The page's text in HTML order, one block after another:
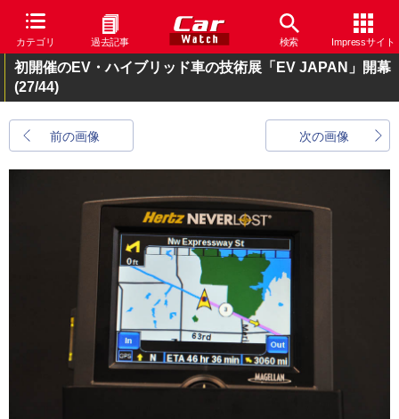
カテゴリ 過去記事 検索 Impressサイト
初開催のEV・ハイブリッド車の技術展「EV JAPAN」開幕
(27/44)
前の画像 次の画像